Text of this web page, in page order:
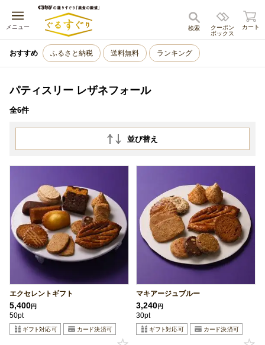
メニュー
キャンセル
クーポン
ボックス
検索 カート
おすすめ ふるさと納税 送料無料 ランキング
パティスリー レザネフォール
全6件
並び替え
エクセレントギフト
5,400円
50pt
マキアージュブルー
3,240円
30pt